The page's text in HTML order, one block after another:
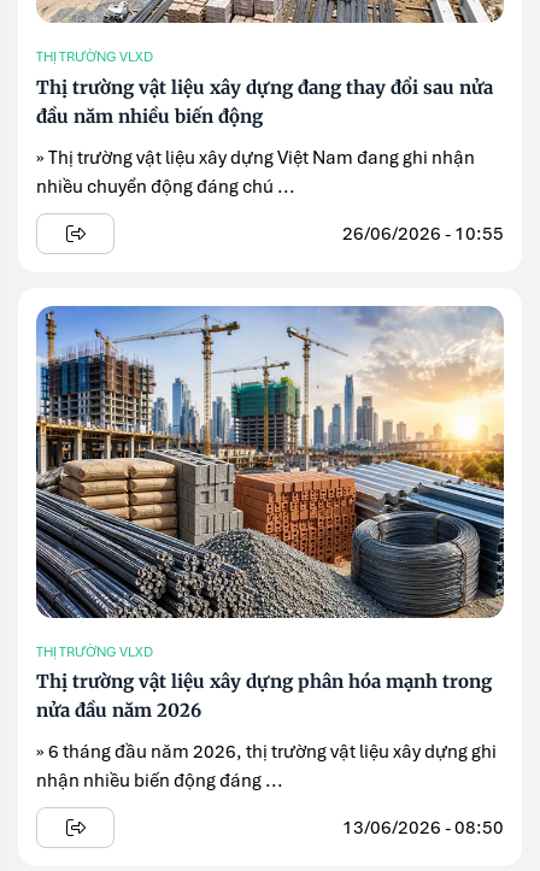
THỊ TRƯỜNG VLXD
Thị trường vật liệu xây dựng đang thay đổi sau nửa
đầu năm nhiều biến động
» Thị trường vật liệu xây dựng Việt Nam đang ghi nhận
nhiều chuyển động đáng chú ...
26/06/2026 - 10:55
THỊ TRƯỜNG VLXD
Thị trường vật liệu xây dựng phân hóa mạnh trong
nửa đầu năm 2026
» 6 tháng đầu năm 2026, thị trường vật liệu xây dựng ghi
nhận nhiều biến động đáng ...
13/06/2026 - 08:50